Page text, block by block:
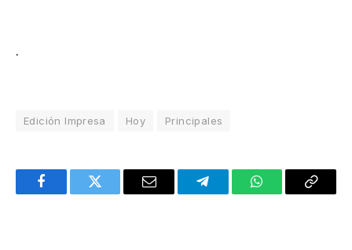
.
Edición Impresa Hoy Principales
FacebookTwitter Email TelegramWhatsAppCopy